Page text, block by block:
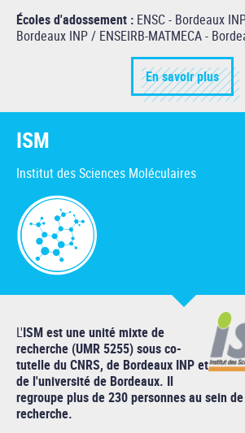
Écoles d'adossement : ENSC - Bordeaux
Bordeaux INP / ENSEIRB-MATMECA -
En savoir plus
ISM
Institut des Sciences Moléculaires
L'ISM est une unité mixte de
recherche (UMR 5255) sous co-
tutelle du CNRS, de Bordeaux INP et
de l'université de Bordeaux. Il
regroupe plus de 230 personnes au sein
recherche.